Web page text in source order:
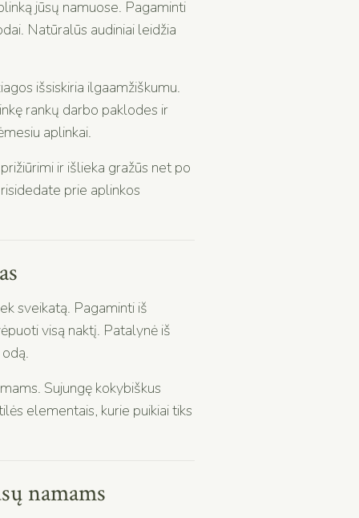
jūsų namuose. Pagaminti
Natūralūs audiniai leidžia
išsiskiria ilgaamžiškumu.
rankų darbo paklodes ir
aplinkai.
ir išlieka gražūs net po
prie aplinkos
sveikatą. Pagaminti iš
visą naktį. Patalynė iš
Sujungę kokybiškus
elementais, kurie puikiai tiks
namams